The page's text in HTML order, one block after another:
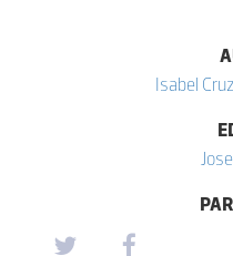
Isabel